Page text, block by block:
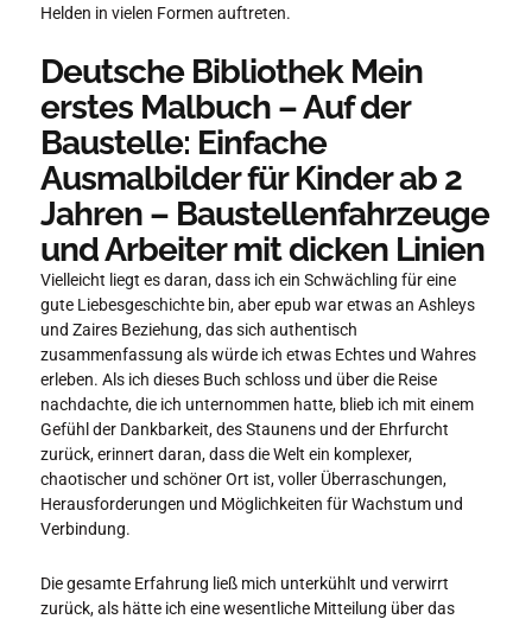
Helden in vielen Formen auftreten.
Deutsche Bibliothek Mein
erstes Malbuch – Auf der
Baustelle: Einfache
Ausmalbilder für Kinder ab 2
Jahren – Baustellenfahrzeuge
und Arbeiter mit dicken Linien
Vielleicht liegt es daran, dass ich ein Schwächling für eine
gute Liebesgeschichte bin, aber epub war etwas an Ashleys
und Zaires Beziehung, das sich authentisch
zusammenfassung als würde ich etwas Echtes und Wahres
erleben. Als ich dieses Buch schloss und über die Reise
nachdachte, die ich unternommen hatte, blieb ich mit einem
Gefühl der Dankbarkeit, des Staunens und der Ehrfurcht
zurück, erinnert daran, dass die Welt ein komplexer,
chaotischer und schöner Ort ist, voller Überraschungen,
Herausforderungen und Möglichkeiten für Wachstum und
Verbindung.
Die gesamte Erfahrung ließ mich unterkühlt und verwirrt
zurück, als hätte ich eine wesentliche Mitteilung über das